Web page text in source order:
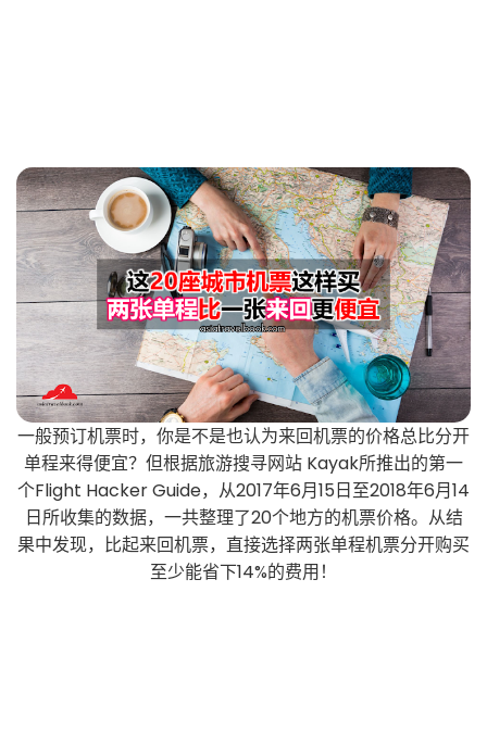
一般预订机票时，你是不是也认为来回机票的价格总比分开
单程来得便宜？但根据旅游搜寻网站 Kayak所推出的第一
个Flight Hacker Guide，从2017年6月15日至2018年6月14
日所收集的数据，一共整理了20个地方的机票价格。从结
果中发现，比起来回机票，直接选择两张单程机票分开购买
至少能省下14%的费用！